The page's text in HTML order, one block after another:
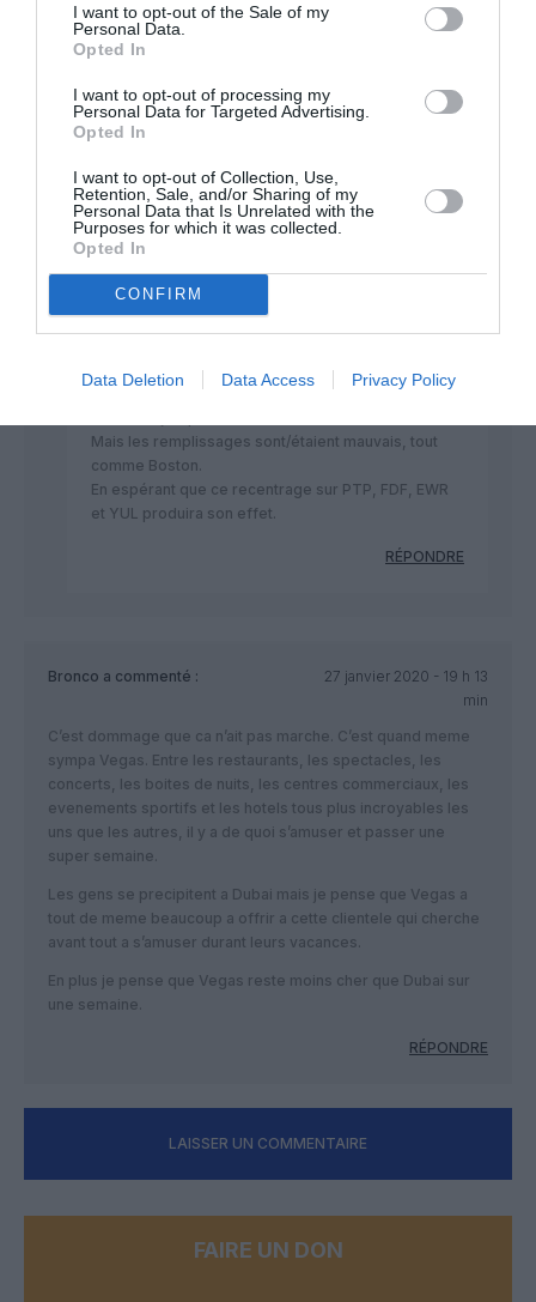
I want to opt-out of the Sale of my
Personal Data.
Opted In
I want to opt-out of processing my
Personal Data for Targeted Advertising.
Opted In
I want to opt-out of Collection, Use,
Retention, Sale, and/or Sharing of my
Personal Data that Is Unrelated with the
Purposes for which it was collected.
Opted In
CONFIRM
Data Deletion Data Access Privacy Policy
min
Las Vegas, c’était saisonnier (hiver) en alternance avec
sachant que feu XL était seule sur le créneau.
Pour Boston, c’est que les résas devaient être mauvaises.
Les autres destinations sont très concurrentielles, ça paraît
quand même compliqué.
MLa commenté :
28 janvier 2020 - 14 h
Non Vegas n’était pas saisonnier, les réservations
Mais les remplissages sont/étaient mauvais, tout
comme Boston.
En espérant que ce recentrage sur PTP, FDF, EWR
et YUL produira son effet.
RÉPONDRE
Bronco a commenté :
27 janvier 2020 - 19 h 13
min
C’est dommage que ca n’ait pas marche. C’est quand meme
sympa Vegas. Entre les restaurants, les spectacles, les
concerts, les boites de nuits, les centres commerciaux, les
evenements sportifs et les hotels tous plus incroyables les
uns que les autres, il y a de quoi s’amuser et passer une
super semaine.
Les gens se precipitent a Dubai mais je pense que Vegas a
tout de meme beaucoup a offrir a cette clientele qui cherche
avant tout a s’amuser durant leurs vacances.
En plus je pense que Vegas reste moins cher que Dubai sur
une semaine.
RÉPONDRE
LAISSER UN COMMENTAIRE
FAIRE UN DON